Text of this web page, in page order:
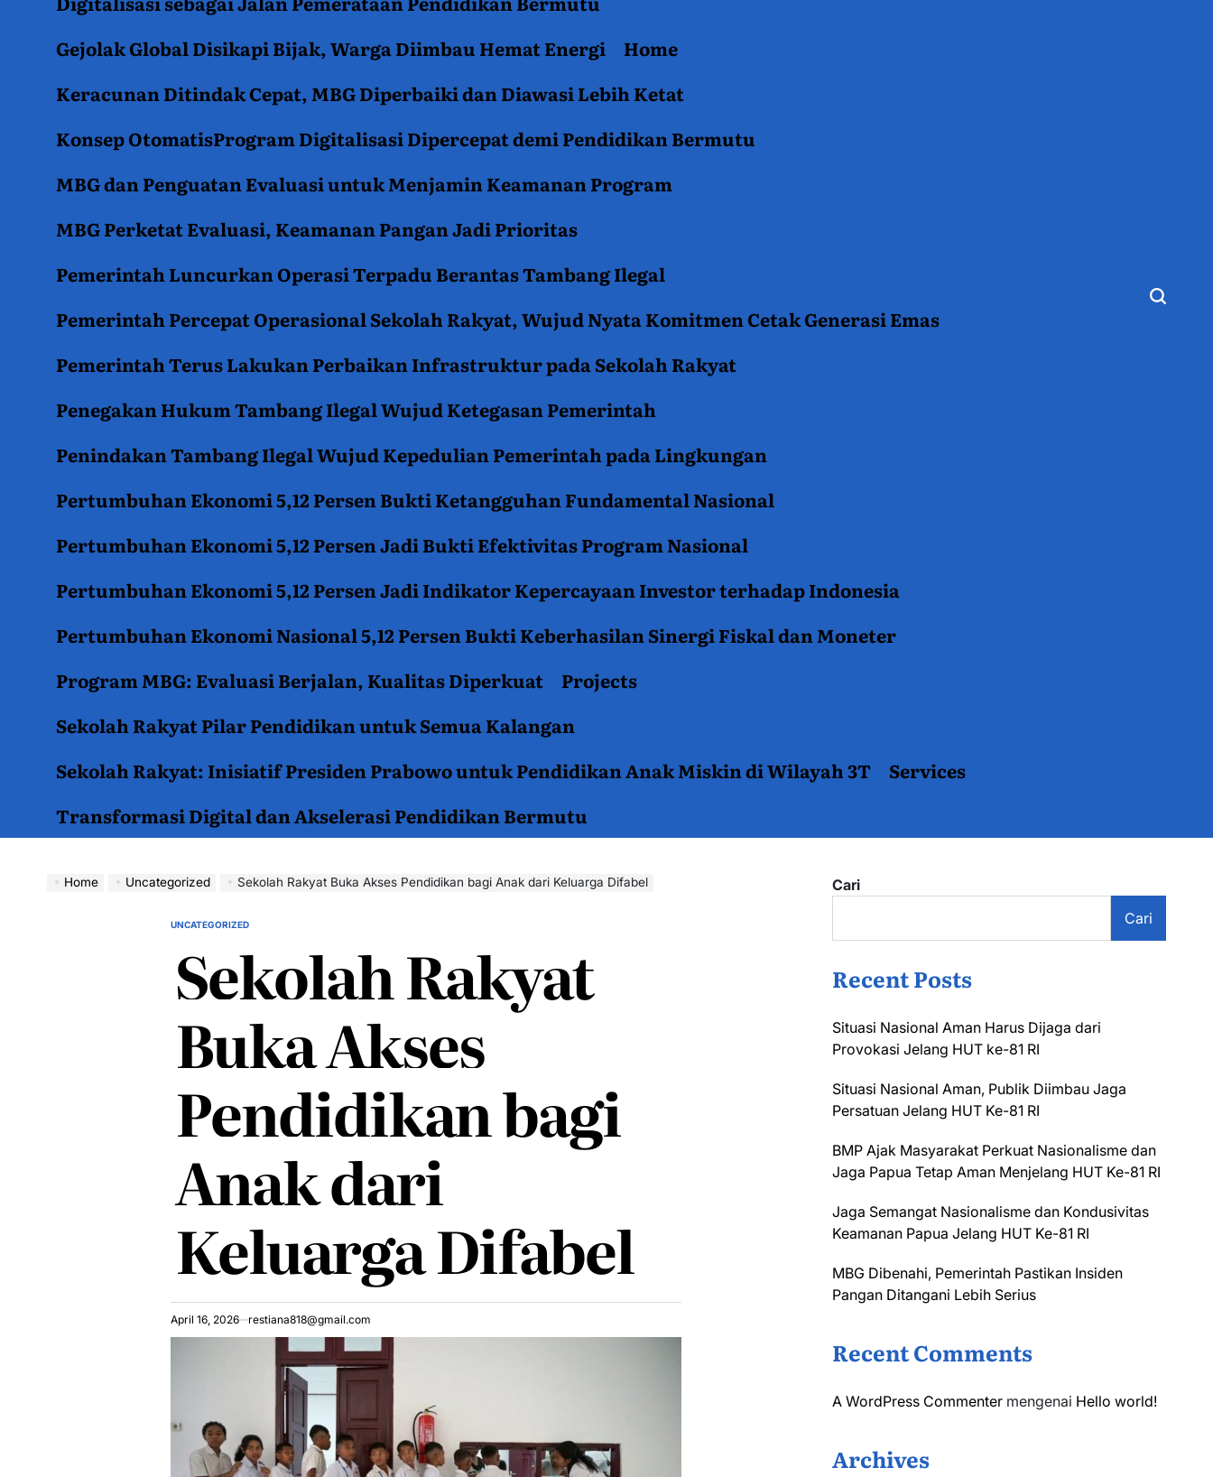
Gejolak Global Disikapi Bijak, Warga Diimbau Hemat Energi
Home
Keracunan Ditindak Cepat, MBG Diperbaiki dan Diawasi Lebih Ketat
Konsep OtomatisProgram Digitalisasi Dipercepat demi Pendidikan Bermutu
MBG dan Penguatan Evaluasi untuk Menjamin Keamanan Program
MBG Perketat Evaluasi, Keamanan Pangan Jadi Prioritas
Pemerintah Luncurkan Operasi Terpadu Berantas Tambang Ilegal
Pemerintah Percepat Operasional Sekolah Rakyat, Wujud Nyata Komitmen Cetak Generasi Emas
Pemerintah Terus Lakukan Perbaikan Infrastruktur pada Sekolah Rakyat
Penegakan Hukum Tambang Ilegal Wujud Ketegasan Pemerintah
Penindakan Tambang Ilegal Wujud Kepedulian Pemerintah pada Lingkungan
Pertumbuhan Ekonomi 5,12 Persen Bukti Ketangguhan Fundamental Nasional
Pertumbuhan Ekonomi 5,12 Persen Jadi Bukti Efektivitas Program Nasional
Pertumbuhan Ekonomi 5,12 Persen Jadi Indikator Kepercayaan Investor terhadap Indonesia
Pertumbuhan Ekonomi Nasional 5,12 Persen Bukti Keberhasilan Sinergi Fiskal dan Moneter
Program MBG: Evaluasi Berjalan, Kualitas Diperkuat
Projects
Sekolah Rakyat Pilar Pendidikan untuk Semua Kalangan
Sekolah Rakyat: Inisiatif Presiden Prabowo untuk Pendidikan Anak Miskin di Wilayah 3T
Services
Transformasi Digital dan Akselerasi Pendidikan Bermutu
Home Uncategorized Sekolah Rakyat Buka Akses Pendidikan bagi Anak dari Keluarga Difabel
POSTED
UNCATEGORIZED
Sekolah Rakyat
Buka Akses
Pendidikan bagi
Anak dari
Keluarga Difabel
April 16, 2026 restiana818@gmail.com
Cari
Cari
Recent Posts
Situasi Nasional Aman Harus Dijaga dari
Provokasi Jelang HUT ke-81 RI
Situasi Nasional Aman, Publik Diimbau Jaga
Persatuan Jelang HUT Ke-81 RI
BMP Ajak Masyarakat Perkuat Nasionalisme dan
Jaga Papua Tetap Aman Menjelang HUT Ke-81 RI
Jaga Semangat Nasionalisme dan Kondusivitas
Keamanan Papua Jelang HUT Ke-81 RI
MBG Dibenahi, Pemerintah Pastikan Insiden
Pangan Ditangani Lebih Serius
Recent Comments
A WordPress Commenter mengenai Hello world!
Archives